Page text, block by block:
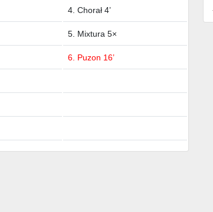
4. Chorał 4’
5. Mixtura 5×
6. Puzon 16’